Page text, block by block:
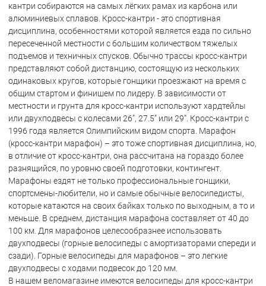
кантри собираются на самых лёгких рамах из карбона или
алюминиевых сплавов. Кросс-кантри - это спортивная
дисциплина, особенностями которой является езда по сильно
пересеченной местности с большим количеством тяжелых
подъемов и техничных спусков. Обычно трассы кросс-кантри
представляют собой дистанцию, состоящую из нескольких
одинаковых кругов, которые гонщики проезжают на время с
общим стартом и финишем по лидеру. В зависимости от
местности и грунта для кросс-кантри используют хардтейлы
или двухподвесы с колесами 26”, 27.5” или 29”. Кросс-кантри с
1996 года является Олимпийским видом спорта. Марафон
(кросс-кантри марафон) – это тоже спортивная дисциплина, но,
в отличие от кросс-кантри, она рассчитана на гораздо более
разнящийся, по уровню своей подготовки, контингент.
Марафоны ездят не только профессиональные гонщики,
спортсмены-любители, но и самые обычные велосипедисты,
которые катаются на своих байках только по выходным, а то и
меньше. В среднем, дистанция марафона составляет от 40 до
100 км. Для марафонов целесообразнее использовать
двухподвесы (горные велосипеды с амортизаторами спереди и
сзади). Горные велосипеды для марафонов – это легкие
двухподвесы с ходами подвесок до 120 мм.
В нашем веломагазине имеются велосипеды для кросс-кантри